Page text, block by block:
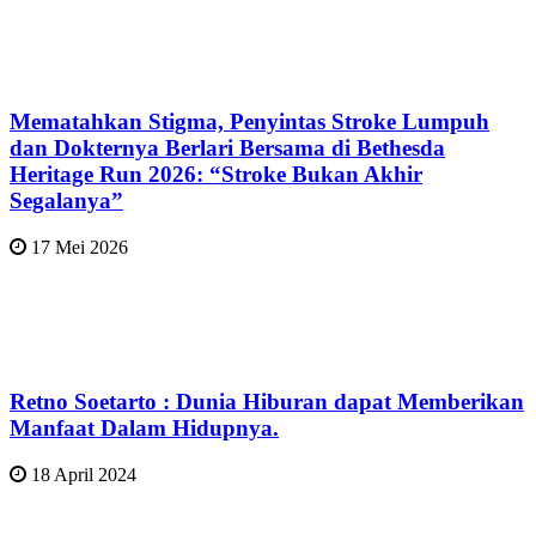
Mematahkan Stigma, Penyintas Stroke Lumpuh
dan Dokternya Berlari Bersama di Bethesda
Heritage Run 2026: “Stroke Bukan Akhir
Segalanya”
17 Mei 2026
Retno Soetarto : Dunia Hiburan dapat Memberikan
Manfaat Dalam Hidupnya.
18 April 2024